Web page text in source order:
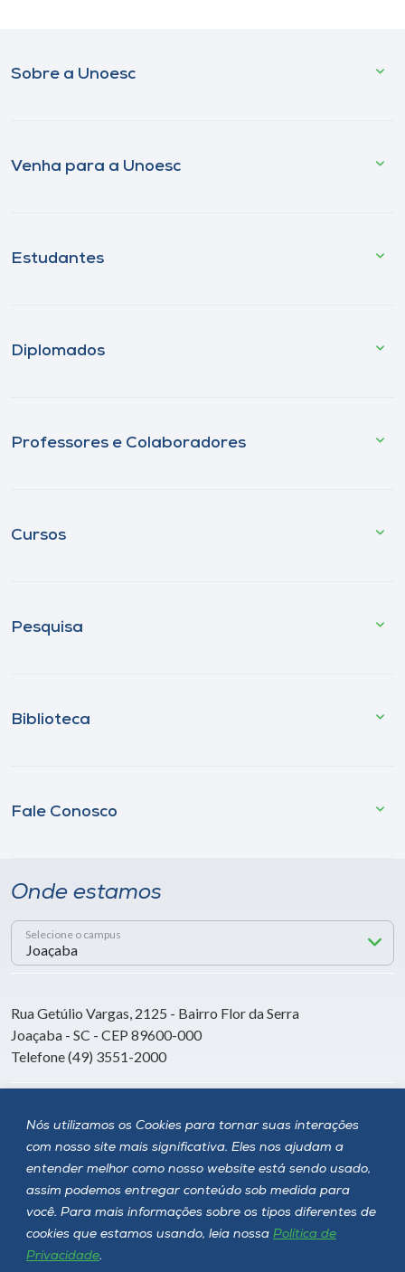
Nós utilizamos os Cookies para tornar suas interações
com nosso site mais significativa. Eles nos ajudam a
entender melhor como nosso website está sendo usado,
assim podemos entregar conteúdo sob medida para
você. Para mais informações sobre os tipos diferentes de
cookies que estamos usando, leia nossa Política de
Privacidade.
Sobre a Unoesc
Venha para a Unoesc
Estudantes
Diplomados
Professores e Colaboradores
Cursos
Pesquisa
Biblioteca
Fale Conosco
Onde estamos
Selecione o campus
Rua Getúlio Vargas, 2125 - Bairro Flor da Serra
Joaçaba - SC - CEP 89600-000
Telefone (49) 3551-2000
Siga a Unoesc